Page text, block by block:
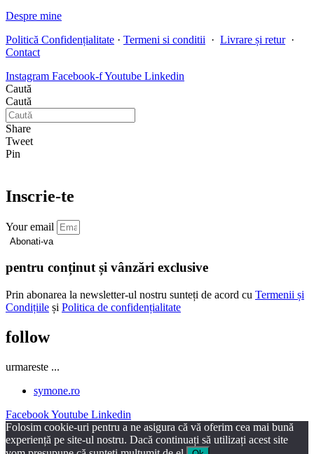
Despre mine
Politică Confidențialitate · Termeni si conditii · Livrare și retur·
Contact
Instagram Facebook-fYoutube Linkedin
Caută
Caută
Share
Tweet
Pin
Inscrie-te
Your email
Abonati-va
pentru conținut și vânzări exclusive
Prin abonarea la newsletter-ul nostru sunteți de acord cu Termenii și
Condițiile și Politica de confidențialitate
follow
urmareste ...
symone.ro
FacebookYoutube Linkedin
Folosim cookie-uri pentru a ne asigura că vă oferim cea mai bună
experiență pe site-ul nostru. Dacă continuați să utilizați acest site